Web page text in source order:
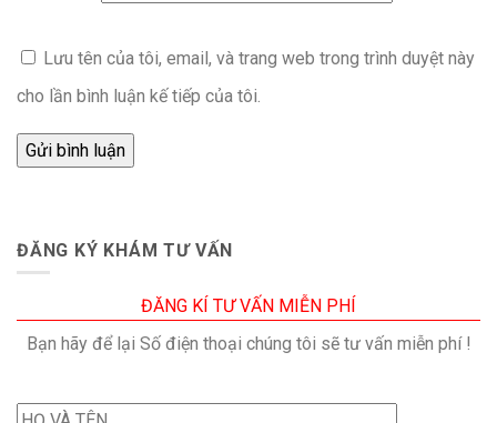
Lưu tên của tôi, email, và trang web trong trình duyệt này
cho lần bình luận kế tiếp của tôi.
ĐĂNG KÝ KHÁM TƯ VẤN
ĐĂNG KÍ TƯ VẤN MIỄN PHÍ
Bạn hãy để lại Số điện thoại chúng tôi sẽ tư vấn miễn phí !